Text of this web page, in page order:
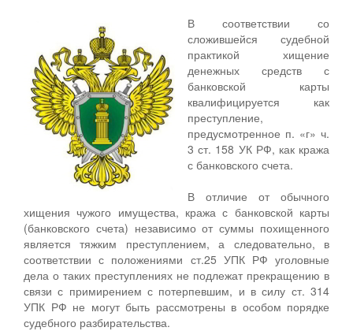
В соответствии со
сложившейся судебной
практикой хищение
денежных средств с
банковской карты
квалифицируется как
преступление,
предусмотренное п. «г» ч.
3 ст. 158 УК РФ, как кража
с банковского счета.
В отличие от обычного
хищения чужого имущества, кража с банковской карты
(банковского счета) независимо от суммы похищенного
является тяжким преступлением, а следовательно, в
соответствии с положениями ст.25 УПК РФ уголовные
дела о таких преступлениях не подлежат прекращению в
связи с примирением с потерпевшим, и в силу ст. 314
УПК РФ не могут быть рассмотрены в особом порядке
судебного разбирательства.